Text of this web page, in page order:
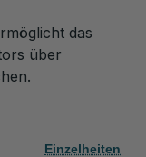
das
über
Einzelheiten